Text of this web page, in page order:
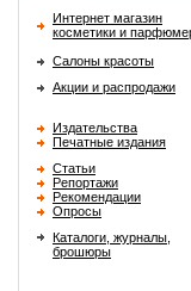
Интернет магазин
косметики и
Салоны красоты
Акции и распродажи
Издательства
Печатные издания
Статьи
Репортажи
Рекомендации
Опросы
Каталоги, журналы,
брошюры